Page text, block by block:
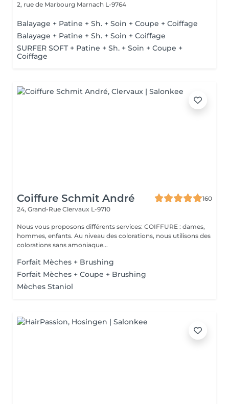
2, rue de Marbourg Marnach L-9764
Balayage + Patine + Sh. + Soin + Coupe + Coiffage
Balayage + Patine + Sh. + Soin + Coiffage
SURFER SOFT + Patine + Sh. + Soin + Coupe +
Coiffage
Coiffure Schmit André
160
24, Grand-Rue Clervaux L-9710
Nous vous proposons différents services: COIFFURE : dames,
hommes, enfants. Au niveau des colorations, nous utilisons des
colorations sans amoniaque...
Forfait Mèches + Brushing
Forfait Mèches + Coupe + Brushing
Mèches Staniol